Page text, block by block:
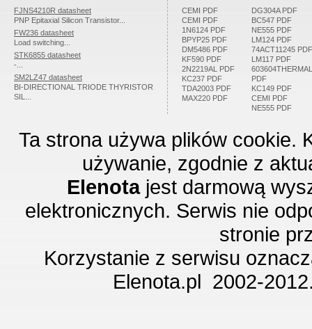
FJNS4210R datasheet
PNP Epitaxial Silicon Transistor...
FW236 datasheet
Load switching...
STK6855 datasheet
-...
SM2LZ47 datasheet
BI-DIRECTIONAL TRIODE THYRISTOR
SIL...
CEMI PDF
CEMI PDF
1N6124 PDF
BPYP25 PDF
DM5486 PDF
KF590 PDF
2N2219AL PDF
KC237 PDF
TDA2003 PDF
MAX220 PDF
DG304A PDF
BC547 PDF
NE555 PDF
LM124 PDF
74ACT11245 PDF
LM117 PDF
603604THERMAL
PDF
KC149 PDF
CEMI PDF
NE555 PDF
Ta strona używa plików cookie.
używanie, zgodnie z
Elenotajest darmową
elektronicznych. Serwis nie
stronie
Korzystanie z serwisu
Elenota.pl 2002-